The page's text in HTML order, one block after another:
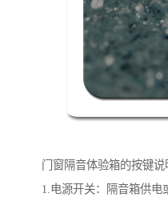
门窗隔音体验箱的按键说
1.电源开关：隔音箱供电